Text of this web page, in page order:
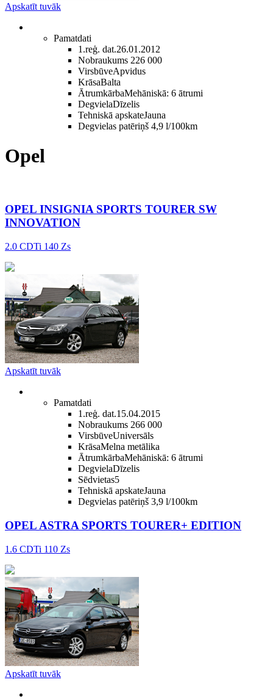
Apskatīt tuvāk
Pamatdati
1.reģ. dat.26.01.2012
Nobraukums 226 000
VirsbūveApvidus
KrāsaBalta
ĀtrumkārbaMehāniskā: 6 ātrumi
DegvielaDīzelis
Tehniskā apskateJauna
Degvielas patēriņš 4,9 l/100km
Opel
OPEL INSIGNIA SPORTS TOURER SW
INNOVATION
2.0 CDTi 140 Zs
Apskatīt tuvāk
Pamatdati
1.reģ. dat.15.04.2015
Nobraukums 266 000
VirsbūveUniversāls
KrāsaMelna metālika
ĀtrumkārbaMehāniskā: 6 ātrumi
DegvielaDīzelis
Sēdvietas5
Tehniskā apskateJauna
Degvielas patēriņš 3,9 l/100km
OPEL ASTRA SPORTS TOURER+ EDITION
1.6 CDTi 110 Zs
Apskatīt tuvāk